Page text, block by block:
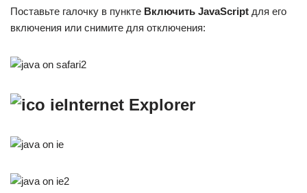
Поставьте галочку в пункте Включить JavaScript для его
включения или снимите для отключения:
Internet Explorer